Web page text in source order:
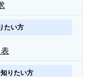
たい方
りたい方